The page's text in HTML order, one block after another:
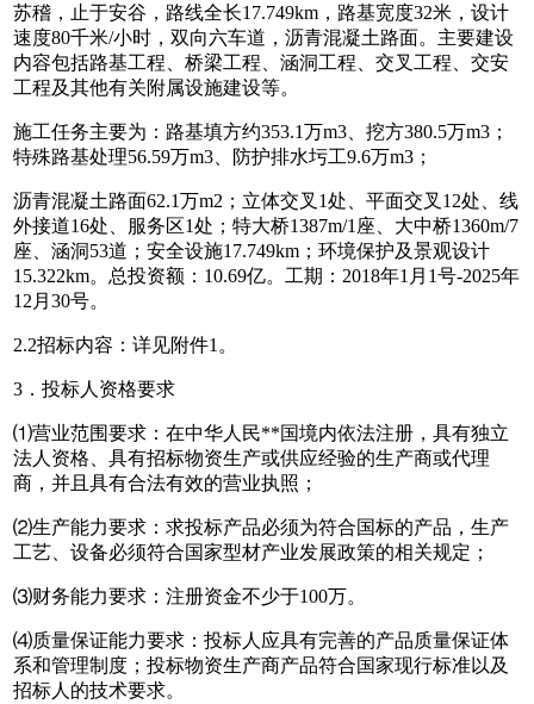
苏稽，止于安谷，路线全长17.749km，路基宽度32米，设计
速度80千米/小时，双向六车道，沥青混凝土路面。主要建设
内容包括路基工程、桥梁工程、涵洞工程、交叉工程、交安
工程及其他有关附属设施建设等。
施工任务主要为：路基填方约353.1万m3、挖方380.5万m3；
特殊路基处理56.59万m3、防护排水圬工9.6万m3；
沥青混凝土路面62.1万m2；立体交叉1处、平面交叉12处、线
外接道16处、服务区1处；特大桥1387m/1座、大中桥1360m/7
座、涵洞53道；安全设施17.749km；环境保护及景观设计
15.322km。总投资额：10.69亿。工期：2018年1月1号-2025年
12月30号。
2.2招标内容：详见附件1。
3．投标人资格要求
⑴营业范围要求：在中华人民**国境内依法注册，具有独立
法人资格、具有招标物资生产或供应经验的生产商或代理
商，并且具有合法有效的营业执照；
⑵生产能力要求：求投标产品必须为符合国标的产品，生产
工艺、设备必须符合国家型材产业发展政策的相关规定；
⑶财务能力要求：注册资金不少于100万。
⑷质量保证能力要求：投标人应具有完善的产品质量保证体
系和管理制度；投标物资生产商产品符合国家现行标准以及
招标人的技术要求。